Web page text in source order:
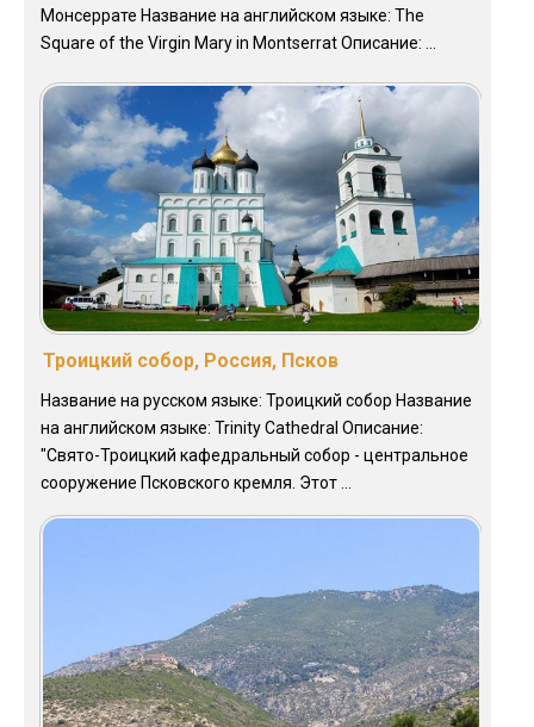
Монсеррате Название на английском языке: The
Square of the Virgin Mary in Montserrat Описание: ...
Троицкий собор, Россия, Псков
Название на русском языке: Троицкий собор Название
на английском языке: Trinity Cathedral Описание:
"Свято-Троицкий кафедральный собор - центральное
сооружение Псковского кремля. Этот ...